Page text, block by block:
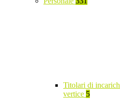
Titolari di
vertice 5